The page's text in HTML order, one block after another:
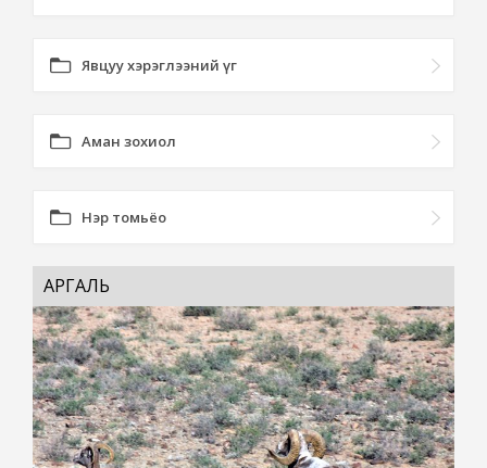
Явцуу хэрэглээний үг
Аман зохиол
Нэр томьёо
АРГАЛЬ